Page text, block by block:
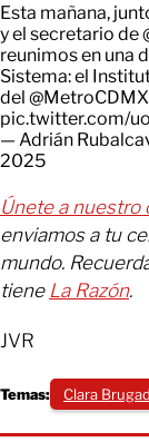
Esta mañana,
y el secretario de
reunimos en una
Sistema: el
del @MetroCDMX
pic.twitter.com/
— Adrián
2025
Únete a nuestro
enviamos a tu
mundo.
tiene La Razón.
JVR
Temas: Clara